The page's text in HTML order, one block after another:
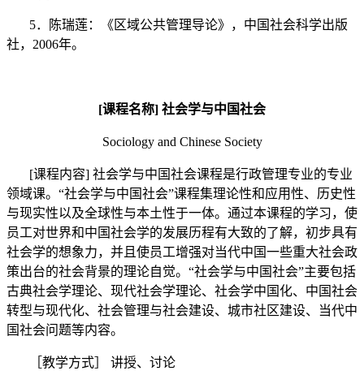
5．陈瑞莲：《区域公共管理导论》，中国社会科学出版
社， 2006年。
[课程名称] 社会学与中国社会
Sociology and Chinese Society
[课程内容] 社会学与中国社会课程是行政管理专业的专业
领域课。 “社会学与中国社会”课程集理论性和应用性、历史性
与现实性以及全球性与本土性于一体。通过本课程的学习，使
员工对世界和中国社会学的发展历程有大致的了解，初步具有
社会学的想象力，并且使员工增强对当代中国一些重大社会政
策出台的社会背景的理论自觉。 “社会学与中国社会”主要包括
古典社会学理论、现代社会学理论、社会学中国化、中国社会
转型与现代化、社会管理与社会建设、城市社区建设、当代中
国社会问题等内容。
［教学方式］ 讲授、讨论